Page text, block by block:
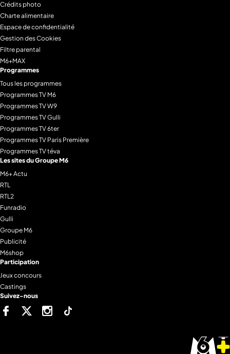
Crédits photo
Charte alimentaire
Espace de confidentialité
Gestion des Cookies
Filtre parental
M6+MAX
Programmes
Tous les programmes
Programmes TV M6
Programmes TV W9
Programmes TV Gulli
Programmes TV 6ter
Programmes TV Paris Première
Programmes TV téva
Les sites du Groupe M6
M6+ Actu
RTL
RTL2
Funradio
Gulli
Groupe M6
Publicité
M6shop
Participation
Jeux concours
Castings
Suivez-nous
FacebookTwitter Instagram